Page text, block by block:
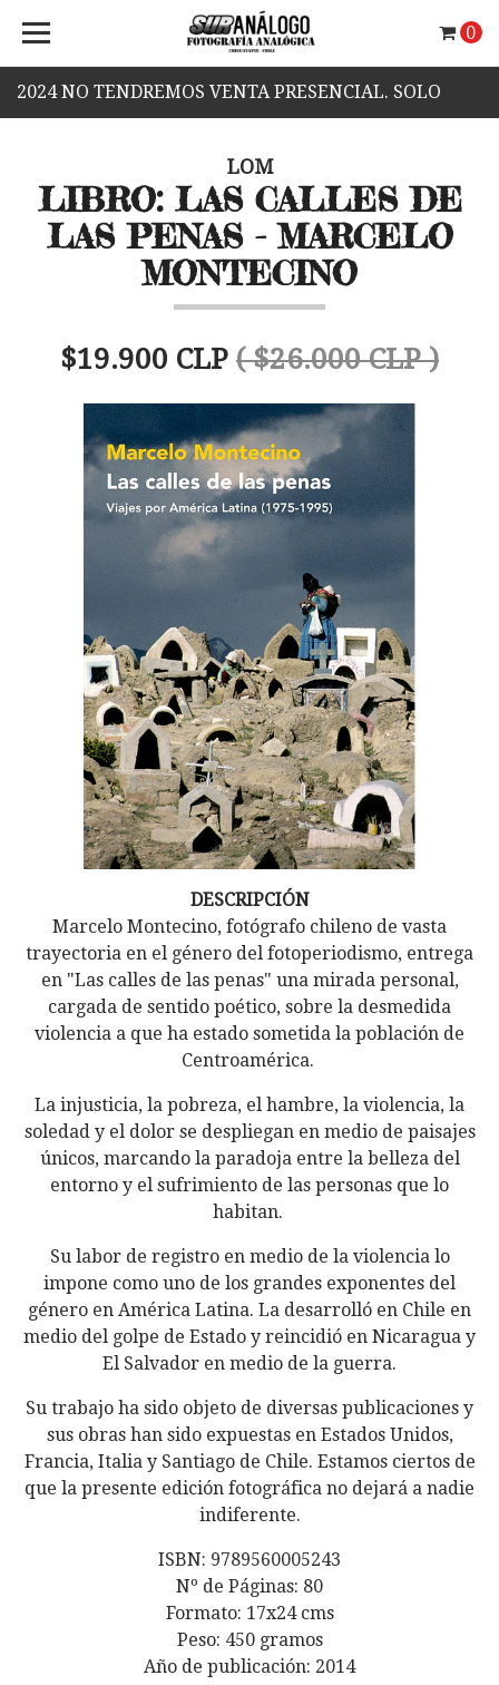
2024 NO TENDREMOS VENTA PRESENCIAL. SOLO
0
LOM
LIBRO: LAS CALLES DE
LAS PENAS - MARCELO
MONTECINO
$19.900 CLP ( $26.000 CLP )
DESCRIPCIÓN
Marcelo Montecino, fotógrafo chileno de vasta
trayectoria en el género del fotoperiodismo, entrega
en "Las calles de las penas" una mirada personal,
cargada de sentido poético, sobre la desmedida
violencia a que ha estado sometida la población de
Centroamérica.
La injusticia, la pobreza, el hambre, la violencia, la
soledad y el dolor se despliegan en medio de paisajes
únicos, marcando la paradoja entre la belleza del
entorno y el sufrimiento de las personas que lo
habitan.
Su labor de registro en medio de la violencia lo
impone como uno de los grandes exponentes del
género en América Latina. La desarrolló en Chile en
medio del golpe de Estado y reincidió en Nicaragua y
El Salvador en medio de la guerra.
Su trabajo ha sido objeto de diversas publicaciones y
sus obras han sido expuestas en Estados Unidos,
Francia, Italia y Santiago de Chile. Estamos ciertos de
que la presente edición fotográfica no dejará a nadie
indiferente.
ISBN: 9789560005243
Nº de Páginas: 80
Formato: 17x24 cms
Peso: 450 gramos
Año de publicación: 2014